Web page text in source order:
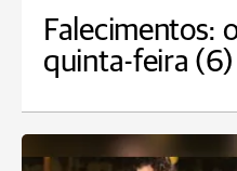
Falecimentos:
quinta-feira (6)